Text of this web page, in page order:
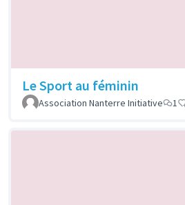
Le Sport au féminin
Association Nanterre Initiative
1